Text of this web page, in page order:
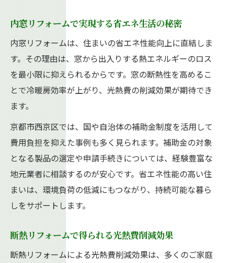
内窓リフォームで実現する省エネ生活の秘密
内窓リフォームは、住まいの省エネ性能向上に直結しま
す。その理由は、窓から出入りする熱エネルギーのロス
を最小限に抑えられるからです。窓の断熱性を高めるこ
とで冷暖房効率が上がり、光熱費の削減効果が期待でき
ます。
京都市西京区では、国や自治体の補助金制度を活用して
費用負担を抑えた事例も多く見られます。補助金の対象
となる製品の選定や申請手続きについては、経験豊富な
地元業者に相談するのが安心です。省エネ性能の高い住
まいは、環境負荷の低減にもつながり、持続可能な暮ら
しをサポートします。
断熱リフォームで得られる光熱費削減効果
断熱リフォームによる光熱費削減効果は、多くのご家庭